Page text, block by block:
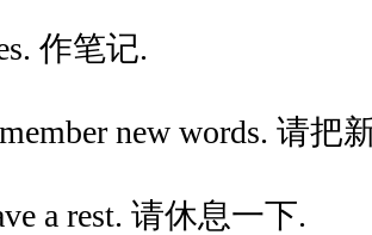
作笔记.
new words. 请把
a rest. 请休息一下.